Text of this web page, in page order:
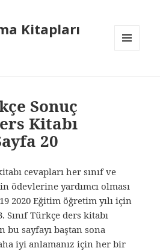
Kitapları
Sonuç
Kitabı
20
cevapları her sınıf ve
ödevlerine yardımcı olması
2020 Eğitim öğretim yılı için
Türkçe ders kitabı
bu sayfayı baştan sona
iyi anlamanız için her bir